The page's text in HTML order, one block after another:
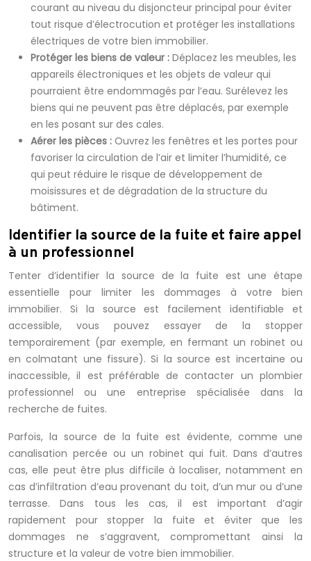
courant au niveau du disjoncteur principal pour éviter
tout risque d’électrocution et protéger les installations
électriques de votre bien immobilier.
Protéger les biens de valeur : Déplacez les meubles, les
appareils électroniques et les objets de valeur qui
pourraient être endommagés par l’eau. Surélevez les
biens qui ne peuvent pas être déplacés, par exemple
en les posant sur des cales.
Aérer les pièces : Ouvrez les fenêtres et les portes pour
favoriser la circulation de l’air et limiter l’humidité, ce
qui peut réduire le risque de développement de
moisissures et de dégradation de la structure du
bâtiment.
Identifier la source de la fuite et faire appel
à un professionnel
Tenter d’identifier la source de la fuite est une étape
essentielle pour limiter les dommages à votre bien
immobilier. Si la source est facilement identifiable et
accessible, vous pouvez essayer de la stopper
temporairement (par exemple, en fermant un robinet ou
en colmatant une fissure). Si la source est incertaine ou
inaccessible, il est préférable de contacter un plombier
professionnel ou une entreprise spécialisée dans la
recherche de fuites.
Parfois, la source de la fuite est évidente, comme une
canalisation percée ou un robinet qui fuit. Dans d’autres
cas, elle peut être plus difficile à localiser, notamment en
cas d’infiltration d’eau provenant du toit, d’un mur ou d’une
terrasse. Dans tous les cas, il est important d’agir
rapidement pour stopper la fuite et éviter que les
dommages ne s’aggravent, compromettant ainsi la
structure et la valeur de votre bien immobilier.